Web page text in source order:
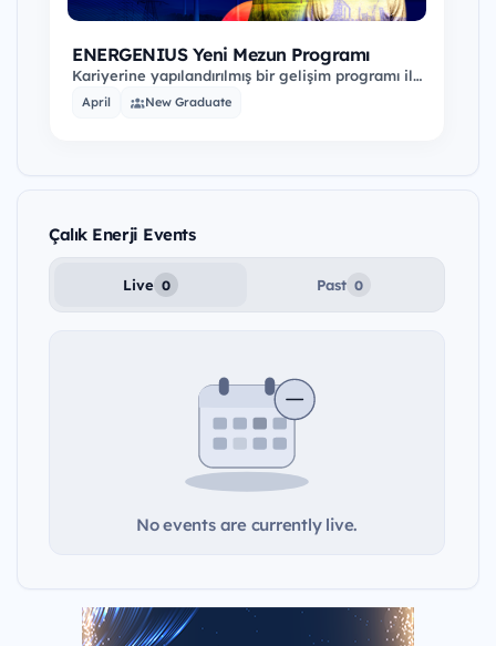
ENERGENIUS Yeni Mezun Programı
Kariyerine yapılandırılmış bir gelişim programı ile
adım atmak istersen bu program tam sana
April New Graduate
Çalık Enerji Events
Live 0 Past 0
No events are currently live.